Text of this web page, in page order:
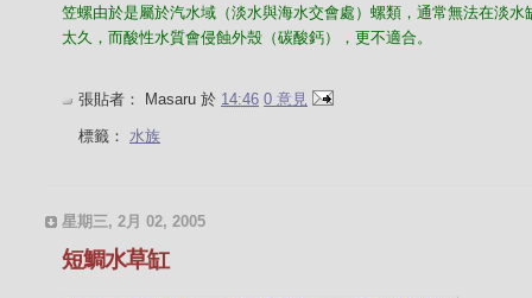
笠螺由於是屬於汽水域（淡水與海水交會處）螺類，通常無法在淡水
太久，而酸性水質會侵蝕外殼（碳酸鈣），更不適合。
張貼者： Masaru 於 14:46 0 意見
標籤： 水族
星期三, 2月 02, 2005
短鯛水草缸